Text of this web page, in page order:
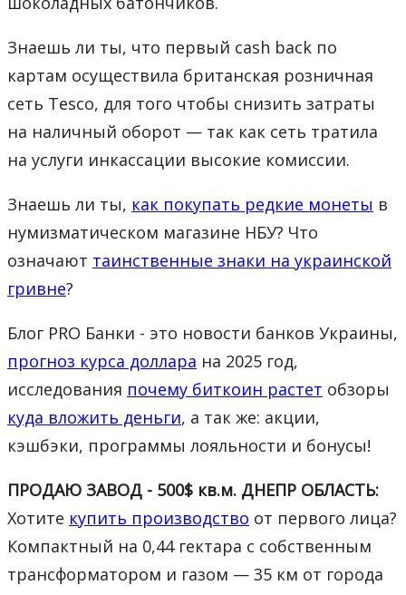
Знаешь ли ты, что первый cash back по
картам осуществила британская розничная
сеть Tesco, для того чтобы снизить затраты
на наличный оборот — так как сеть тратила
на услуги инкассации высокие комиссии.
Знаешь ли ты, как покупать редкие монеты в
нумизматическом магазине НБУ? Что
означают таинственные знаки на украинской
гривне?
Блог PRO Банки - это новости банков Украины,
прогноз курса доллара на 2025 год,
исследования почему биткоин растет обзоры
куда вложить деньги, а так же: акции,
кэшбэки, программы лояльности и бонусы!
ПРОДАЮ ЗАВОД - 500$ кв.м. ДНЕПР ОБЛАСТЬ:
Хотите купить производство от первого лица?
Компактный на 0,44 гектара с собственным
трансформатором и газом — 35 км от города